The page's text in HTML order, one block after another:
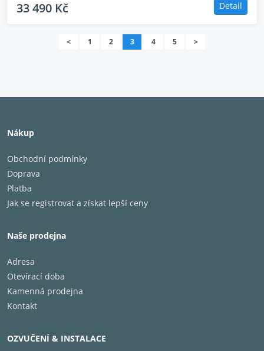
33 490 Kč Detail
< 1 2 3 4 5 >
Nákup
Obchodní podmínky
Doprava
Platba
Jak se registrovat a získat lepší ceny
Naše prodejna
Adresa
Otevírací doba
Kamenná prodejna
Kontakt
OZVUČENÍ & INSTALACE